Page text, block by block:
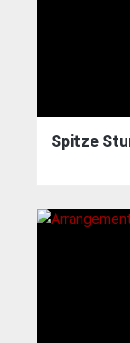
Spitze